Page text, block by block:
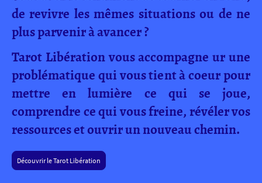
de revivre les mêmes situations ou de ne
plus parvenir à avancer ?
Tarot Libération vous accompagne ur une
problématique qui vous tient à coeur pour
mettre en lumière ce qui se joue,
comprendre ce qui vous freine, révéler vos
ressources et ouvrir un nouveau chemin.
Découvrir le Tarot Libération